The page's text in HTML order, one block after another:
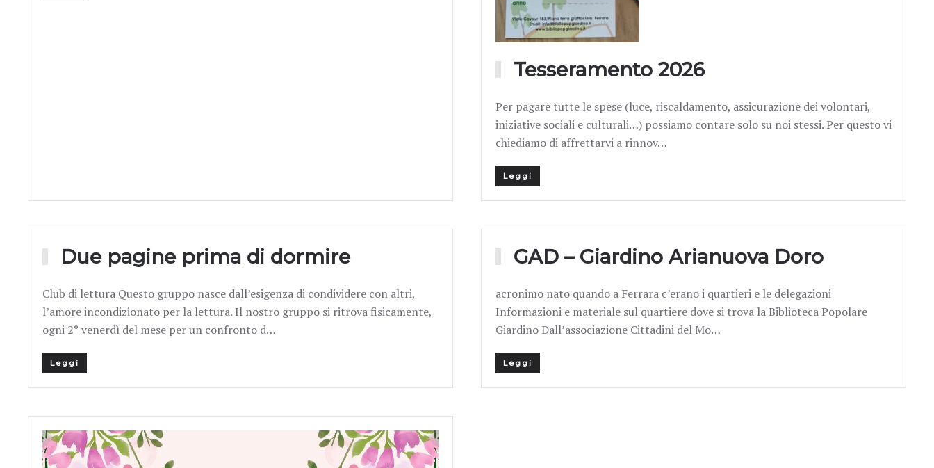
Tesseramento 2026
Per pagare tutte le spese (luce, riscaldamento, assicurazione dei volontari,
iniziative sociali e culturali…) possiamo contare solo su noi stessi. Per questo vi
chiediamo di affrettarvi a rinnov…
Leggi
Due pagine prima di dormire
Club di lettura Questo gruppo nasce dall’esigenza di condividere con altri,
l’amore incondizionato per la lettura. Il nostro gruppo si ritrova fisicamente,
ogni 2° venerdì del mese per un confronto d…
Leggi
GAD – Giardino Arianuova Doro
acronimo nato quando a Ferrara c’erano i quartieri e le delegazioni
Informazioni e materiale sul quartiere dove si trova la Biblioteca Popolare
Giardino Dall’associazione Cittadini del Mo…
Leggi